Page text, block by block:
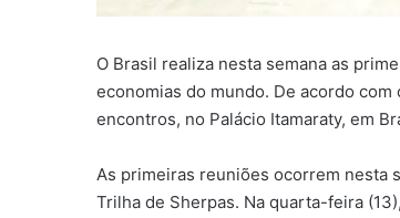
O Brasil realiza nesta semana as
economias do mundo. De acordo
encontros, no Palácio Itamaraty, em
As primeiras reuniões ocorrem nesta
Trilha de Sherpas. Na quarta-feira